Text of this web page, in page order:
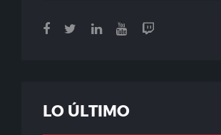
LO ÚLTIMO